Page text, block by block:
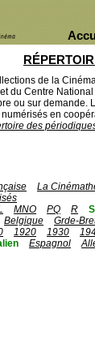
de la
du Centre
ou sur demande.
en
des
La
MNO PQ R S
Belgique Grde-
1920 1930
Espagnol